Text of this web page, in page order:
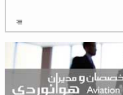
[جمعه ساعت ۰۱:۴۵]